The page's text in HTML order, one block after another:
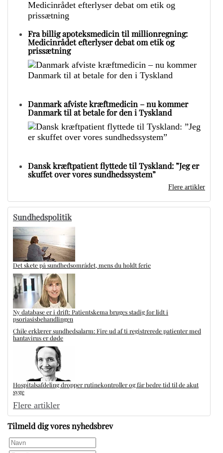
Fra billig apoteksmedicin til millionregning:
Medicinrådet efterlyser debat om etik og
prissætning
Danmark afviste kræftmedicin – nu kommer
Danmark til at betale for den i Tyskland
Dansk kræftpatient flyttede til Tyskland: ”Jeg er
skuffet over vores sundhedssystem”
Flere artikler
Sundhedspolitik
Det skete på sundhedsområdet, mens du holdt ferie
Ny database er i drift: Patientskema bruges stadig for lidt i
psoriasisbehandlingen
Chile erklærer sundhedsalarm: Fire ud af ti registrerede patienter med
hantavirus er døde
Hospitalsafdeling dropper rutinekontroller og får bedre tid til de akut
syge
Flere artikler
Tilmeld dig vores nyhedsbrev